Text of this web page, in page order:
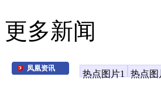
更多新闻
凤凰资讯
热点图片1 热点图